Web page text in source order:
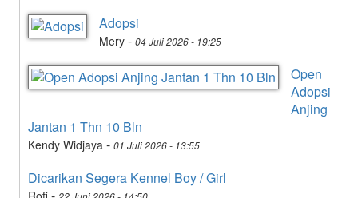
Adopsi
Mery - 04 Juli 2026 - 19:25
Open
Adopsi
Anjing
Jantan 1 Thn 10 Bln
Kendy Widjaya - 01 Juli 2026 - 13:55
Dicarikan Segera Kennel Boy / Girl